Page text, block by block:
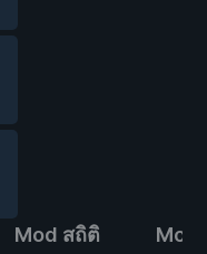
Mod สถิติ
Mod